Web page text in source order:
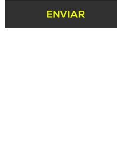
ENVIAR